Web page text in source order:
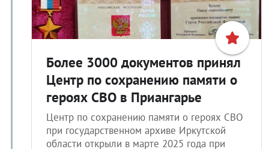
Более 3000 документов принял
Центр по сохранению памяти о
героях СВО в Приангарье
Центр по сохранению памяти о героях СВО
при государственном архиве Иркутской
области открыли в марте 2025 года при